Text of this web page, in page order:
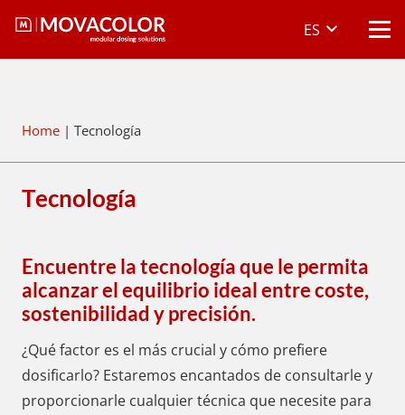
ES
Home | Tecnología
Tecnología
Encuentre la tecnología que le permita
alcanzar el equilibrio ideal entre coste,
sostenibilidad y precisión.
¿Qué factor es el más crucial y cómo prefiere
dosificarlo? Estaremos encantados de consultarle y
proporcionarle cualquier técnica que necesite para